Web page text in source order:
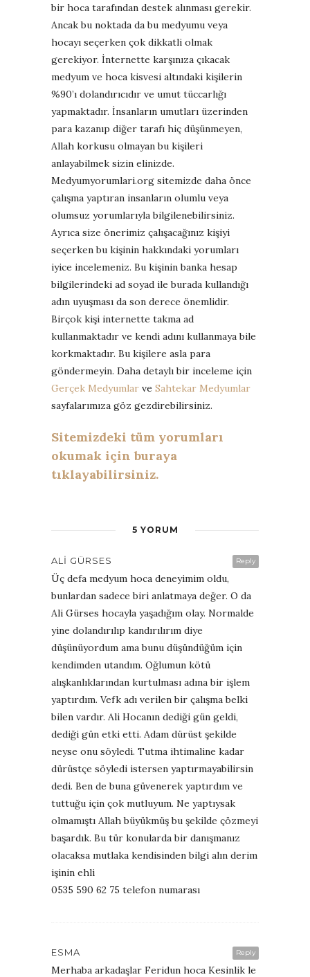
bir hoca tarafından destek alınması gerekir.
Ancak bu noktada da bu medyumu veya
hocayı seçerken çok dikkatli olmak
gerekiyor. İnternette karşınıza çıkacak
medyum ve hoca kisvesi altındaki kişilerin
%90’ı dolandırıcıdır ve umut tüccarlığı
yapmaktadır. İnsanların umutları üzerinden
para kazanıp diğer tarafı hiç düşünmeyen,
Allah korkusu olmayan bu kişileri
anlayabilmek sizin elinizde.
Medyumyorumlari.org sitemizde daha önce
çalışma yaptıran insanların olumlu veya
olumsuz yorumlarıyla bilgilenebilirsiniz.
Ayrıca size önerimiz çalışacağınız kişiyi
seçerken bu kişinin hakkındaki yorumları
iyice incelemeniz. Bu kişinin banka hesap
bilgilerindeki ad soyad ile burada kullandığı
adın uyuşması da son derece önemlidir.
Birçok kişi internette takma ad
kullanmaktadır ve kendi adını kullanmaya bile
korkmaktadır. Bu kişilere asla para
göndermeyin. Daha detaylı bir inceleme için
Gerçek Medyumlar ve Sahtekar Medyumlar
sayfalarımıza göz gezdirebilirsiniz.
Sitemizdeki tüm yorumları
okumak için buraya
tıklayabilirsiniz.
5 YORUM
Reply
ALI GÜRSES
Üç defa medyum hoca deneyimim oldu,
bunlardan sadece biri anlatmaya değer. O da
Ali Gürses hocayla yaşadığım olay. Normalde
yine dolandırılıp kandırılırım diye
düşünüyordum ama bunu düşündüğüm için
kendimden utandım. Oğlumun kötü
alışkanlıklarından kurtulması adına bir işlem
yaptırdım. Vefk adı verilen bir çalışma belki
bilen vardır. Ali Hocanın dediği gün geldi,
dediği gün etki etti. Adam dürüst şekilde
neyse onu söyledi. Tutma ihtimaline kadar
dürüstçe söyledi istersen yaptırmayabilirsin
dedi. Ben de buna güvenerek yaptırdım ve
tuttuğu için çok mutluyum. Ne yaptıysak
olmamıştı Allah büyükmüş bu şekilde çözmeyi
başardık. Bu tür konularda bir danışmanız
olacaksa mutlaka kendisinden bilgi alın derim
işinin ehli
0535 590 62 75 telefon numarası
Reply
ESMA
Merhaba arkadaşlar Feridun hoca Kesinlik le